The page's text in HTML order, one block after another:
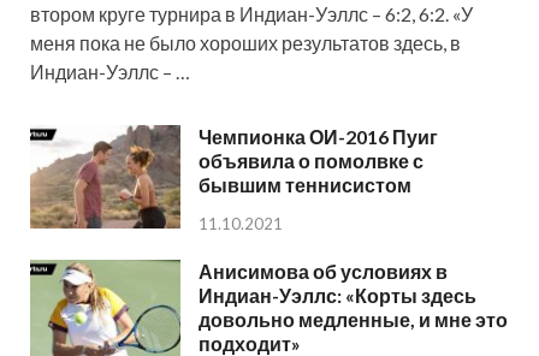
втором круге турнира в Индиан-Уэллс – 6:2, 6:2. «У
меня пока не было хороших результатов здесь, в
Индиан-Уэллс – …
Чемпионка ОИ-2016 Пуиг
объявила о помолвке с
бывшим теннисистом
11.10.2021
Анисимова об условиях в
Индиан-Уэллс: «Корты здесь
довольно медленные, и мне это
подходит»